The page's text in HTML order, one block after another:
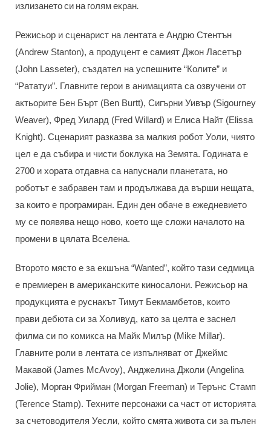
излизането си на голям екран.
Режисьор и сценарист на лентата е Андрю Стентън
(Andrew Stanton), а продуцент е самият Джон Ласетър
(John Lasseter), създател на успешните “Колите” и
“Рататуи”. Главните герои в анимацията са озвучени от
актьорите Бен Бърт (Ben Burtt), Сигърни Уивър (Sigourney
Weaver), Фред Уилард (Fred Willard) и Елиса Найт (Elissa
Knight). Сценарият разказва за малкия робот Уоли, чиято
цел е да събира и чисти боклука на Земята. Годината е
2700 и хората отдавна са напуснали планетата, но
роботът е забравен там и продължава да върши нещата,
за които е програмиран. Един ден обаче в ежедневието
му се появява нещо ново, което ще сложи началото на
промени в цялата Вселена.
Второто място е за екшъна “Wanted”, който тази седмица
е премиерен в американските киносалони. Режисьор на
продукцията е руснакът Тимут Бекмамбетов, които
прави дебюта си за Холивуд, като за целта е заснел
филма си по комикса на Майк Милър (Mike Millar).
Главните роли в лентата се изпълняват от Джеймс
Макавой (James McAvoy), Анджелина Джоли (Angelina
Jolie), Морган Фрийман (Morgan Freeman) и Терънс Стамп
(Terence Stamp). Техните персонажи са част от историята
за счетоводителя Уесли, който смята живота си за пълен